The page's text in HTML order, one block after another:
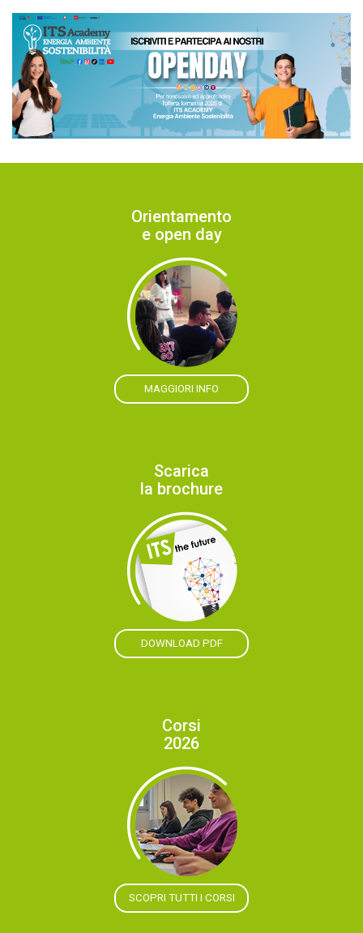
Orientamento
e open day
MAGGIORI INFO
Scarica
la brochure
DOWNLOAD PDF
Corsi
2026
SCOPRI TUTTI I CORSI